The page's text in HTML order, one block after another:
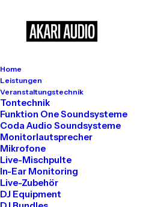
Home
Leistungen
Veranstaltungstechnik
Tontechnik
Funktion One Soundsysteme
Coda Audio Soundsysteme
Monitorlautsprecher
Mikrofone
Live-Mischpulte
In-Ear Monitoring
Live-Zubehör
DJ Equipment
Großes
Hier bahnt sich etwas Großes an!
wird bald